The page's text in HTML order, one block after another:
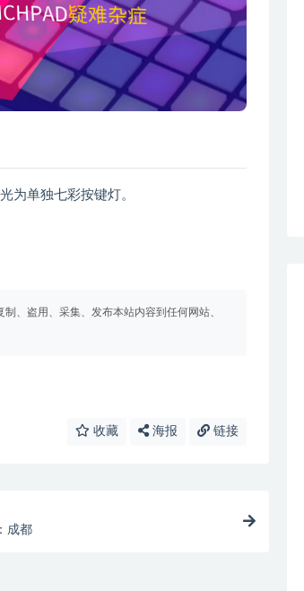
为单独七彩按键灯。
、盗用、采集、发布本站内容到任何网站、
收藏 海报 链接
成都